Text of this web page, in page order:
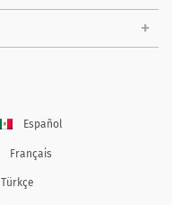
Español
Français
Türkçe